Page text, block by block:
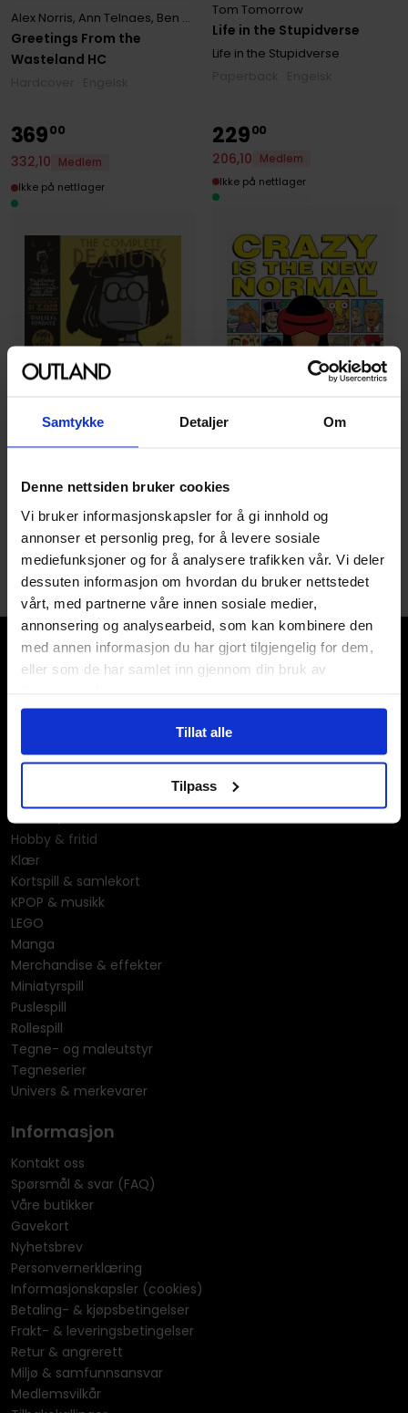
Samtykke Detaljer Om
Denne nettsiden bruker cookies
Vi bruker informasjonskapsler for å gi innhold og
annonser et personlig preg, for å levere sosiale
mediefunksjoner og for å analysere trafikken vår. Vi deler
dessuten informasjon om hvordan du bruker nettstedet
vårt, med partnerne våre innen sosiale medier,
annonsering og analysearbeid, som kan kombinere den
med annen informasjon du har gjort tilgjengelig for dem,
eller som de har samlet inn gjennom din bruk av
Tillat alle
Tilpass
Greetings From the
Wasteland HC
Alex Norris, Ann Telnaes, Ben Passmore , Berry Deutsch
Life in the Stupidverse
Tom Tomorrow
Life in the Stupidverse
The Complete Peanuts
1991-1992: Volume 21
Hardcover · Engelsk
36900
332,10
Medlem
Ikke på nettlager
Tom Tomorrow
22900
206,10
Medlem
Ikke på nettlager
1
Godteri, mat & drikke
Hobby & fritid
Klær
Kortspill & samlekort
KPOP & musikk
LEGO
Manga
Merchandise & effekter
Miniatyrspill
Puslespill
Rollespill
Tegne- og maleutstyr
Tegneserier
Univers & merkevarer
Informasjon
Kontakt oss
Spørsmål & svar (FAQ)
Våre butikker
Gavekort
Nyhetsbrev
Personvernerklæring
Informasjonskapsler (cookies)
Betaling- & kjøpsbetingelser
Frakt- & leveringsbetingelser
Retur & angrerett
Miljø & samfunnsansvar
Medlemsvilkår